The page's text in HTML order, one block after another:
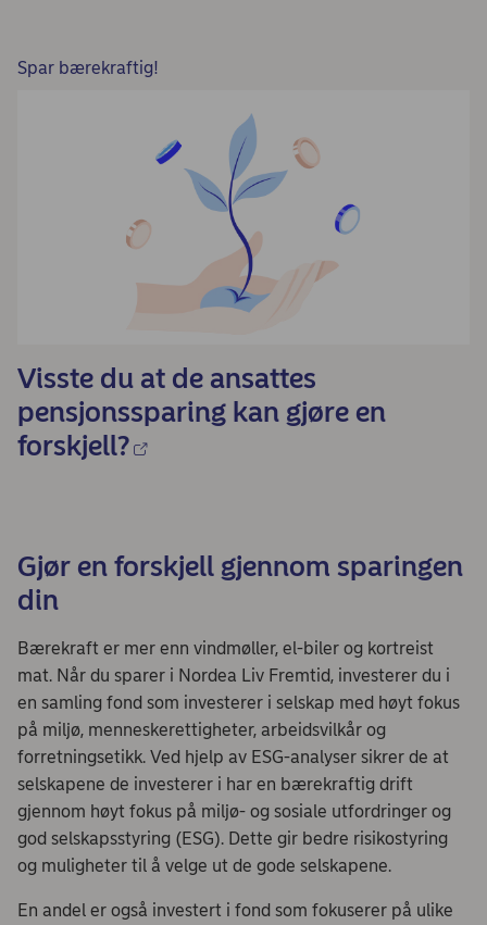
Spar bærekraftig!
Visste du at de ansattes
pensjonssparing kan gjøre en
forskjell?
Gjør en forskjell gjennom sparingen
din
Bærekraft er mer enn vindmøller, el-biler og kortreist
mat. Når du sparer i Nordea Liv Fremtid, investerer du i
en samling fond som investerer i selskap med høyt fokus
på miljø, menneskerettigheter, arbeidsvilkår og
forretningsetikk. Ved hjelp av ESG-analyser sikrer de at
selskapene de investerer i har en bærekraftig drift
gjennom høyt fokus på miljø- og sosiale utfordringer og
god selskapsstyring (ESG). Dette gir bedre risikostyring
og muligheter til å velge ut de gode selskapene.
En andel er også investert i fond som fokuserer på ulike